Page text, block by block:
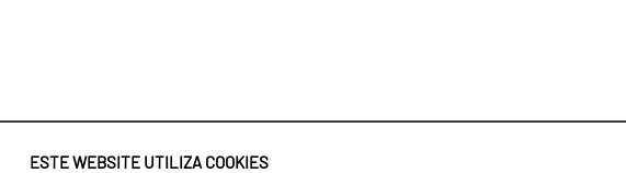
ESTE WEBSITE UTILIZA COOKIES